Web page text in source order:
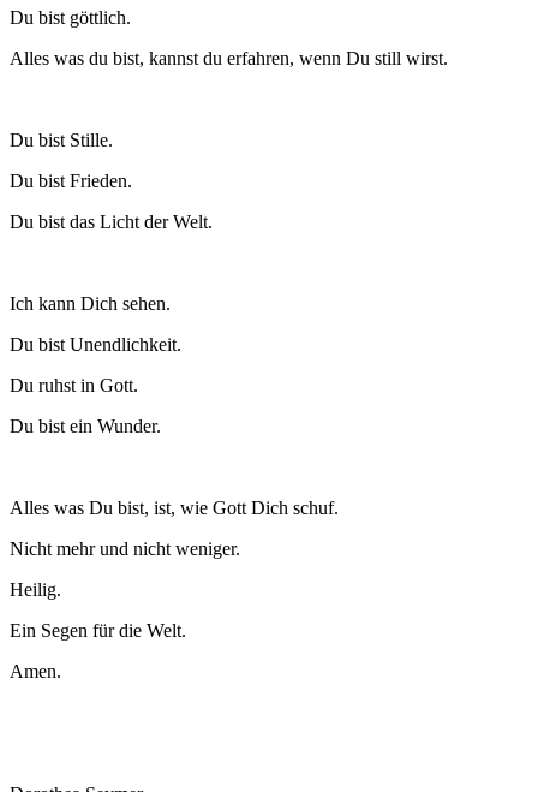
Du bist göttlich.
Alles was du bist, kannst du erfahren, wenn Du still wirst.
Du bist Stille.
Du bist Frieden.
Du bist das Licht der Welt.
Ich kann Dich sehen.
Du bist Unendlichkeit.
Du ruhst in Gott.
Du bist ein Wunder.
Alles was Du bist, ist, wie Gott Dich schuf.
Nicht mehr und nicht weniger.
Heilig.
Ein Segen für die Welt.
Amen.